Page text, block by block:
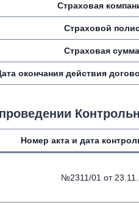
Страховая
Страховой
Страховая сумма
окончания действия
Номер акта и дата
№2311/01 от